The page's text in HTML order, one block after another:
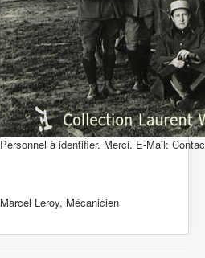
Personnel à identifier. Merci. E-Mail:
Marcel Leroy, Mécanicien